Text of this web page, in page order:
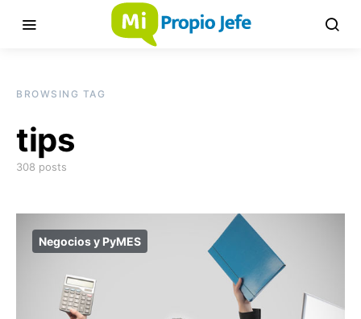
BROWSING TAG
tips
308 posts
Negocios y PyMES